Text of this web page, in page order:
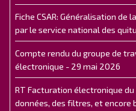
Fiche CSAR: Généralisation de
par le service national des
Compte rendu du groupe de
électronique - 29 mai 2026
RT Facturation électronique du
données, des filtres, et encore